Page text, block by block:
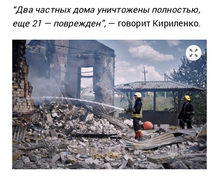
“Два частных дома уничтожены полностью,
еще 21 — поврежден”, — говорит Кириленко.